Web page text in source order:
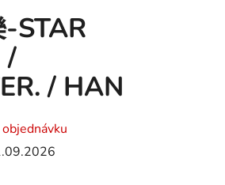
STAR
/
/ HAN
objednávku